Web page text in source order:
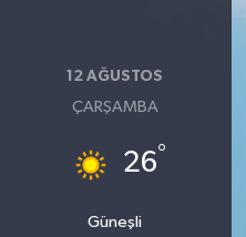
12 AĞUSTOS
ÇARŞAMBA
26°
Güneşli